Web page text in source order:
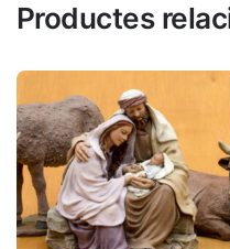
Productes